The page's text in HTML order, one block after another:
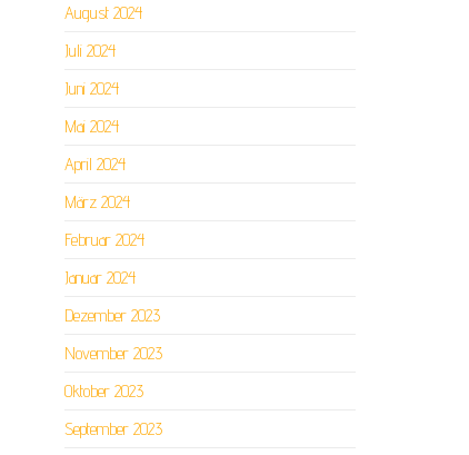
August 2024
Juli 2024
Juni 2024
Mai 2024
April 2024
März 2024
Februar 2024
Januar 2024
Dezember 2023
November 2023
Oktober 2023
September 2023